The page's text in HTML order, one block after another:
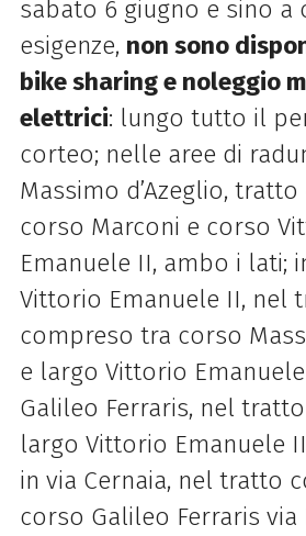
sabato 6 giugno e sino a
esigenze, non sono
bike sharing e noleggio
elettrici: lungo tutto il
corteo; nelle aree di
Massimo d’Azeglio,
corso Marconi e corso
Emanuele II, ambo i lati;
Vittorio Emanuele II, nel
compreso tra corso
e largo Vittorio
Galileo Ferraris, nel
largo Vittorio Emanuele
in via Cernaia, nel tratto
corso Galileo Ferraris via